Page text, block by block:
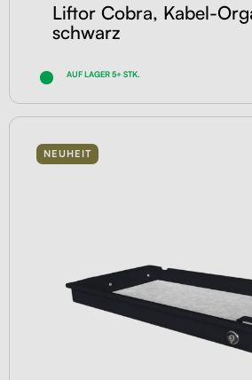
Liftor Cobra, Kabel-
schwarz
AUF LAGER 5+ STK.
NEUHEIT